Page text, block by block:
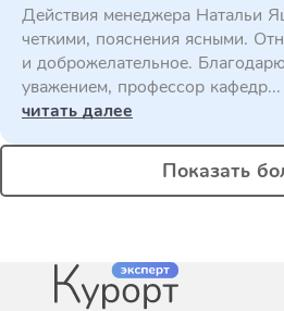
Действия менеджера Натальи
четкими, пояснения ясными.
и доброжелательное.
уважением, профессор кафедр...
читать далее
Показать